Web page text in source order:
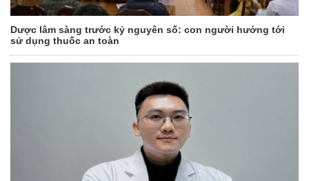
Dược lâm sàng trước kỷ nguyên số: con người hướng tới
sử dụng thuốc an toàn